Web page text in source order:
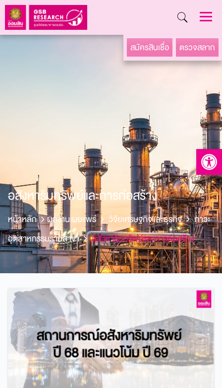
Open
สมัครสินเชื่อ ตรวจสลาก
Skip
อสังหาริมทรัพย์และการก่อสร้าง
หน้าหลัก ผลงานเผยแพร่ วิจัยเศรษฐกิจและธุรกิจ
ภาวะ
อุตสาหกรรมรายสาขา
อสังหาริมทรัพย์และการก่อสร้าง